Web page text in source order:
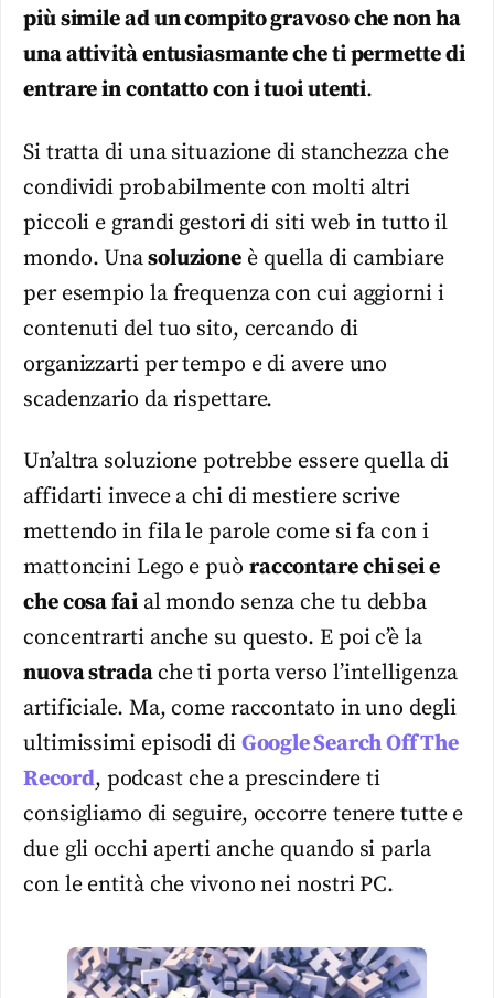
più simile ad un compito gravoso che non ha
una attività entusiasmante che ti permette di
entrare in contatto con i tuoi utenti.
Si tratta di una situazione di stanchezza che
condividi probabilmente con molti altri
piccoli e grandi gestori di siti web in tutto il
mondo. Unasoluzione è quella di cambiare
per esempio la frequenza con cui aggiorni i
contenuti del tuo sito, cercando di
organizzarti per tempo e di avere uno
scadenzario da rispettare.
Un’altra soluzione potrebbe essere quella di
affidarti invece a chi di mestiere scrive
mettendo in fila le parole come si fa con i
mattoncini Lego e può raccontare chi sei e
che cosa faial mondo senza che tu debba
concentrarti anche su questo. E poi c’è la
nuova stradache ti porta verso l’intelligenza
artificiale. Ma, come raccontato in uno degli
ultimissimi episodi di Google Search Off The
Record, podcast che a prescindere ti
consigliamo di seguire, occorre tenere tutte e
due gli occhi aperti anche quando si parla
con le entità che vivono nei nostri PC.